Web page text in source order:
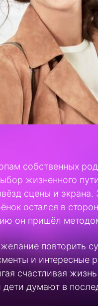
собственных
жизненного
сцены и
остался в
он пришёл
повторить
и интересные
счастливая
дети думают в